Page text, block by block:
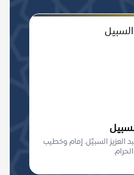
العزيز السبيِّل. إمام وخطيب